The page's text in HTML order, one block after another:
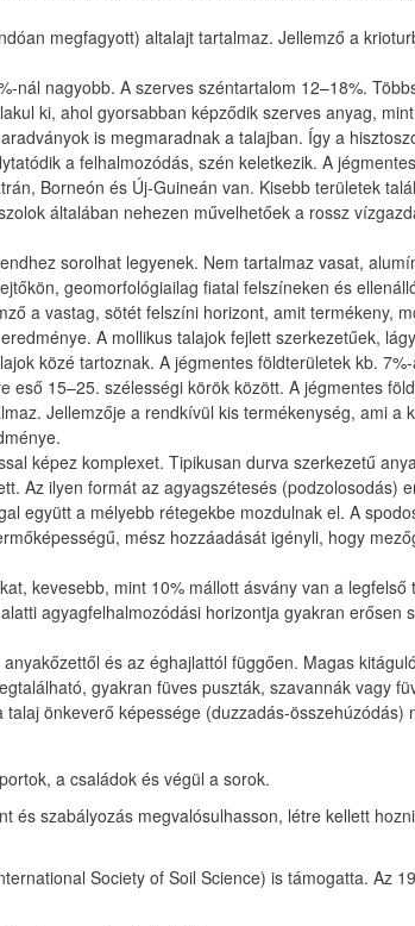
megfagyott) altalajt tartalmaz. Jellemző a
nál nagyobb. A szerves széntartalom 12–18%.
ki, ahol gyorsabban képződik szerves anyag,
is megmaradnak a talajban. Így a
a felhalmozódás, szén keletkezik. A
Borneón és Új-Guineán van. Kisebb területek
általában nehezen művelhetőek a rossz
sorolhat legyenek. Nem tartalmaz vasat,
geomorfológiailag fiatal felszíneken és
a vastag, sötét felszíni horizont, amit termékeny,
A mollikus talajok fejlett szerkezetűek,
közé tartoznak. A jégmentes földterületek kb.
15–25. szélességi körök között. A jégmentes
Jellemzője a rendkívül kis termékenység, ami a
képez komplexet. Tipikusan durva szerkezetű
Az ilyen formát az agyagszétesés (podzolosodás)
együtt a mélyebb rétegekbe mozdulnak el. A
mész hozzáadását igényli, hogy
kevesebb, mint 10% mállott ásvány van a legfelső
agyagfelhalmozódási horizontja gyakran erősen
és az éghajlattól függően. Magas
gyakran füves puszták, szavannák vagy
önkeverő képessége (duzzadás-összehúzódás)
a családok és végül a sorok.
és szabályozás megvalósulhasson, létre kellett
Society of Soil Science) is támogatta. Az